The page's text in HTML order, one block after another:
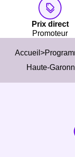
conseillers
Tolosan (31180)et
qui correspondent
résidence principale
Dans un marché
Prix direct
Promoteur
Accueil
Haute-